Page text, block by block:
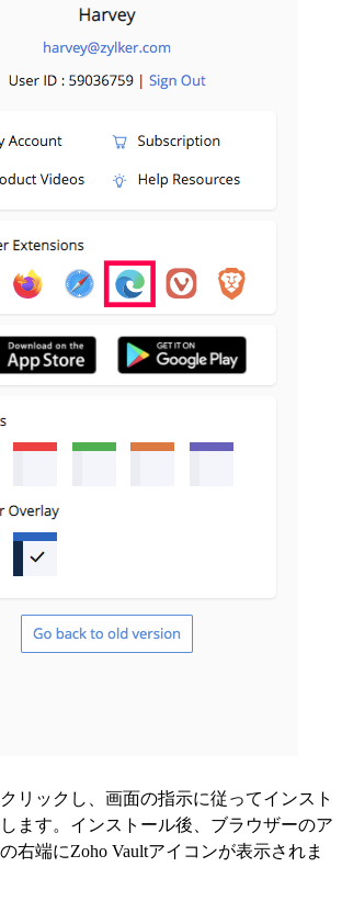
リックし、画面の指示に従ってインスト
ます。インストール後、ブラウザーのア
右端にZoho Vaultアイコンが表示されま